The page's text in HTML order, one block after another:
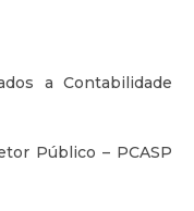
a Contabilidade
Público – PCASP